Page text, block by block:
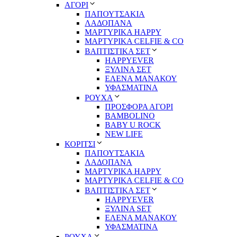
ΑΓΟΡΙ
ΠΑΠΟΥΤΣΑΚΙΑ
ΛΑΔΟΠΑΝΑ
ΜΑΡΤΥΡΙΚΑ HAPPY
ΜΑΡΤΥΡΙΚΑ CELFIE & CO
ΒΑΠΤΙΣΤΙΚΑ ΣΕΤ
HAPPYEVER
ΞΥΛΙΝΑ ΣΕΤ
ΕΛΕΝΑ ΜΑΝΑΚΟΥ
ΥΦΑΣΜΑΤΙΝΑ
ΡΟΥΧΑ
ΠΡΟΣΦΟΡΑ ΑΓΟΡΙ
BAMBOLINO
BABY U ROCK
NEW LIFE
ΚΟΡΙΤΣΙ
ΠΑΠΟΥΤΣΑΚΙΑ
ΛΑΔΟΠΑΝΑ
ΜΑΡΤΥΡΙΚΑ HAPPY
ΜΑΡΤΥΡΙΚΑ CELFIE & CO
ΒΑΠΤΙΣΤΙΚΑ ΣΕΤ
HAPPYEVER
ΞΥΛΙΝΑ SET
ΕΛΕΝΑ ΜΑΝΑΚΟΥ
ΥΦΑΣΜΑΤΙΝΑ